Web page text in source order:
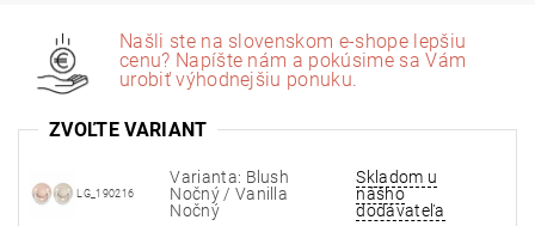
Našli ste na slovenskom e-shope lepšiu
cenu? Napíšte nám a pokúsime sa Vám
urobiť výhodnejšiu ponuku.
ZVOĽTE VARIANT
LG_190216
Varianta: Blush
Nočný / Vanilla
Nočný
Skladom u
nášho
dodávateľa